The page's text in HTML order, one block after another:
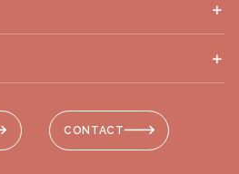
CONTACT